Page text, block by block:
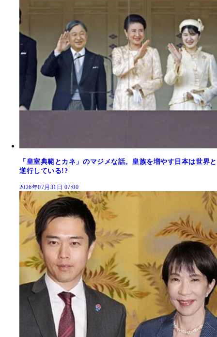
「皇室典範とカネ」のマジメな話。皇族を増やす日本は世界と
逆行している!?
2026年07月31日 07:00